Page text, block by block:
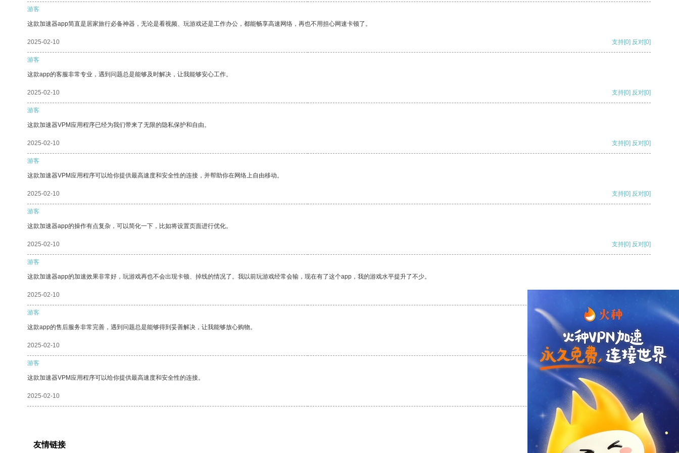
游客
这款加速器app简直是居家旅行必备神器，无论是看视频、玩游戏还是工作办公，都能畅享高速网络，再也不用担心网速卡顿了。
2025-02-10 支持[0] 反对[0]
游客
这款app的客服非常专业，遇到问题总是能够及时解决，让我能够安心工作。
2025-02-10 支持[0] 反对[0]
游客
这款加速器VPM应用程序已经为我们带来了无限的隐私保护和自由。
2025-02-10 支持[0] 反对[0]
游客
这款加速器VPM应用程序可以给你提供最高速度和安全性的连接，并帮助你在网络上自由移动。
2025-02-10 支持[0] 反对[0]
游客
这款加速器app的操作有点复杂，可以简化一下，比如将设置页面进行优化。
2025-02-10 支持[0] 反对[0]
游客
这款加速器app的加速效果非常好，玩游戏再也不会出现卡顿、掉线的情况了。我以前玩游戏经常会输，现在有了这个app，我的游戏水平提升了不少。
2025-02-10
游客
这款app的售后服务非常完善，遇到问题总是能够得到妥善解决，让我能够放心购物。
2025-02-10 支持 [0] 反对 [0]
游客
这款加速器VPM应用程序可以给你提供最高速度和安全性的连接。
2025-02-10 支持
友情链接